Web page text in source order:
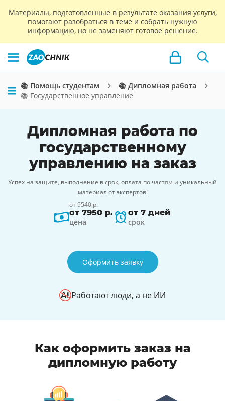
Материалы, подготовленные в результате оказания услуги,
помогают разобраться в теме и собрать нужную
информацию, но не заменяют готовое решение.
📚 Помощь студентам
📚 Дипломная работа
📚 Государственное управление
Дипломная работа по
государственному
управлению на заказ
Успех на защите, выполнение в срок, оплата по частям и уникальный
материал от экспертов!
от 9540 р.
от 7950 р.
цена
от 7 дней
срок
Оформить заявку
Работают люди, а не ИИ
Как оформить заказ на
дипломную работу